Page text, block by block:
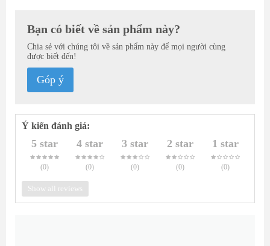
Bạn có biết về sản phẩm này?
Chia sẻ với chúng tôi về sản phẩm này để mọi người cùng
được biết đến!
Góp ý
Ý kiến đánh giá:
5 star
(0)
4 star
(0)
3 star
(0)
2 star
(0)
1 star
(0)
Show all reviews